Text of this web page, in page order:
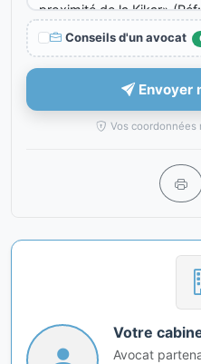
Conseils d'un avocat
Envoyer
Vos
Votre
Avocat